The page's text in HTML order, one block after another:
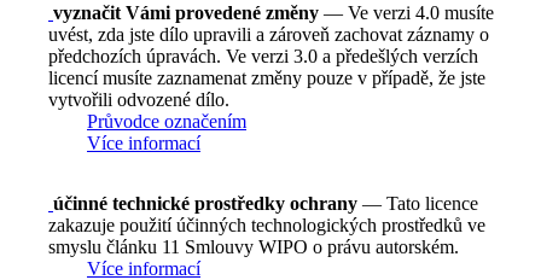
vyznačit Vámi provedené změny — Ve verzi 4.0 musíte
uvést, zda jste dílo upravili a zároveň zachovat záznamy o
předchozích úpravách. Ve verzi 3.0 a předešlých verzích
licencí musíte zaznamenat změny pouze v případě, že jste
vytvořili odvozené dílo.
Průvodce označením
Více informací
účinné technické prostředky ochrany — Tato licence
zakazuje použití účinných technologických prostředků ve
smyslu článku 11 Smlouvy WIPO o právu autorském.
Více informací